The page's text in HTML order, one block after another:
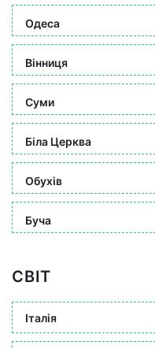
Одеса
Вінниця
Суми
Біла Церква
Обухів
Буча
СВІТ
Італія